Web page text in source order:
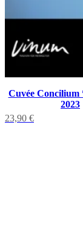
Cuvée
2023
23,90 €